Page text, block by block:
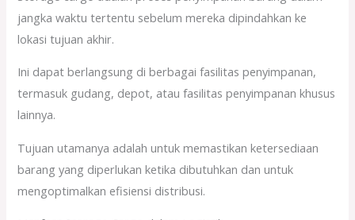
jangka waktu tertentu sebelum mereka dipindahkan ke
lokasi tujuan akhir.
Ini dapat berlangsung di berbagai fasilitas penyimpanan,
termasuk gudang, depot, atau fasilitas penyimpanan khusus
lainnya.
Tujuan utamanya adalah untuk memastikan ketersediaan
barang yang diperlukan ketika dibutuhkan dan untuk
mengoptimalkan efisiensi distribusi.